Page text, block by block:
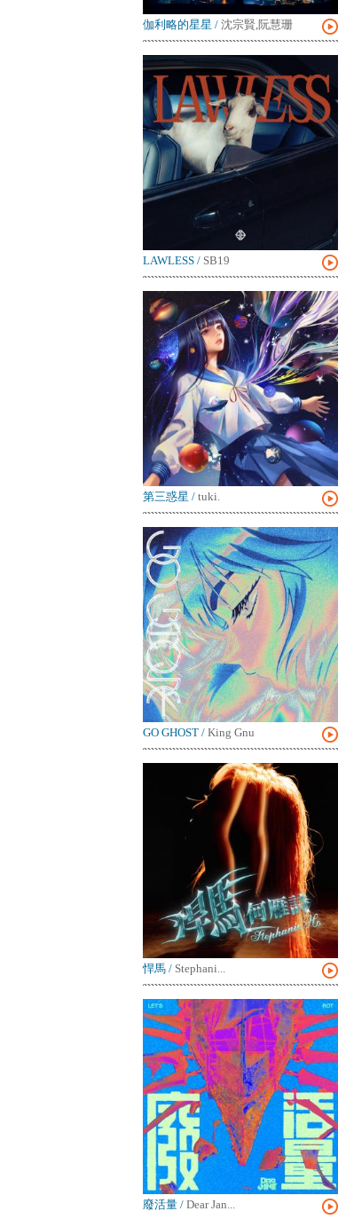
伽利略的星星 / 沈宗賢,阮慧珊
LAWLESS / SB19
第三惑星 / tuki.
GO GHOST / King Gnu
悍馬 / Stephani...
廢活量 / Dear Jan...